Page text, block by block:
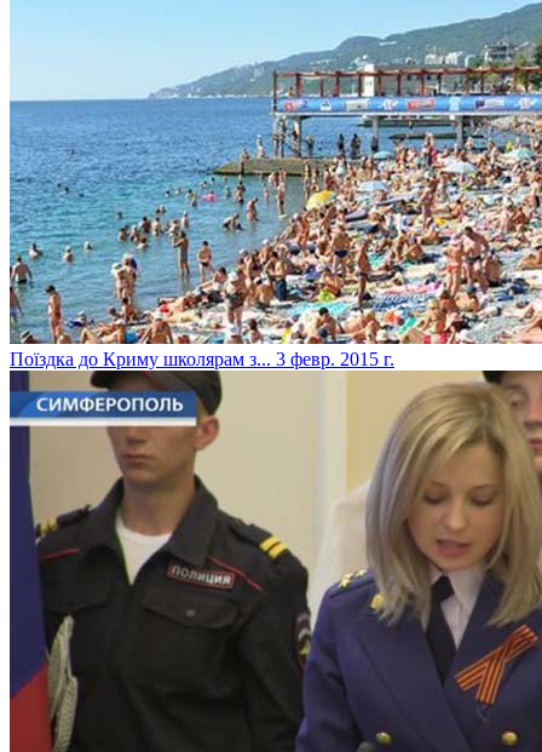
Поїздка до Криму школярам з... 3 февр. 2015 г.